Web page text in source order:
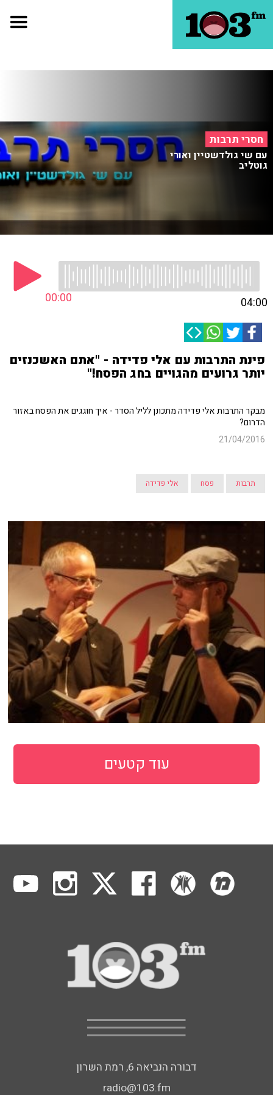
חסרי תרבות
עם שי גולדשטיין ואורי
גוטליב
00:00 04:00
פינת התרבות עם אלי פדידה - "אתם האשכנזים
יותר גרועים מהגויים בחג הפסח!"
מבקר התרבות אלי פדידה מתכונן לליל הסדר - איך חוגגים את הפסח באזור
הדרום?
21/04/2016
תרבות פסח אלי פדידה
עוד קטעים
דבורה הנביאה 6, רמת השרון
radio@103.fm